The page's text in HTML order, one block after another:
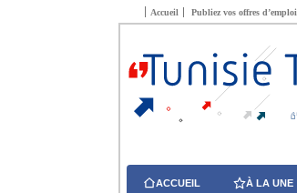
Accueil Publiez vos offres d’emploi
ACCUEIL À LA UNE